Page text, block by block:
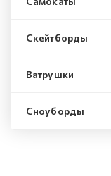
Скейтборды
Ватрушки
Сноуборды